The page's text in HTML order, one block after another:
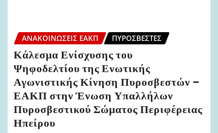
ΑΝΑΚΟΙΝΏΣΕΙΣ ΕΑΚΠ ΠΥΡΟΣΒΈΣΤΕΣ
Κάλεσμα Ενίσχυσης του
Ψηφοδελτίου της Ενωτικής
Αγωνιστικής Κίνηση Πυροσβεστών –
ΕΑΚΠ στην Ένωση Υπαλλήλων
Πυροσβεστικού Σώματος Περιφέρειας
Ηπείρου